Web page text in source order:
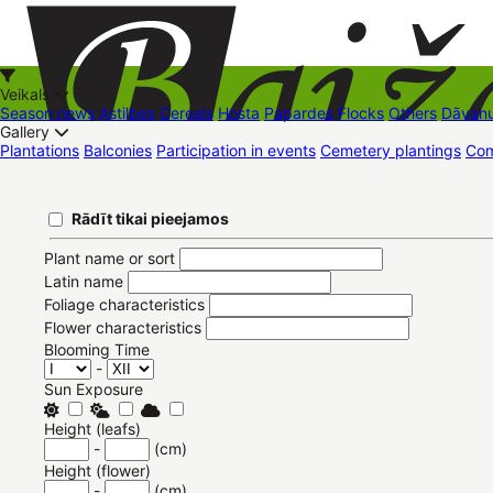
Stādu grozs
Reģistrēties
Pievienoties Reģistrēties Latviešu Eesti Русский
Veikals
Season news Astilbes Cereals Hosta Papardes Flocks Others
Gallery
Plantations Balconies Participation in events Cemetery plantings
Rādīt tikai pieejamos
Plant name or sort
Latin name
Foliage characteristics
Flower characteristics
Blooming Time
-
Sun Exposure
Height (leafs)
-
(cm)
Height (flower)